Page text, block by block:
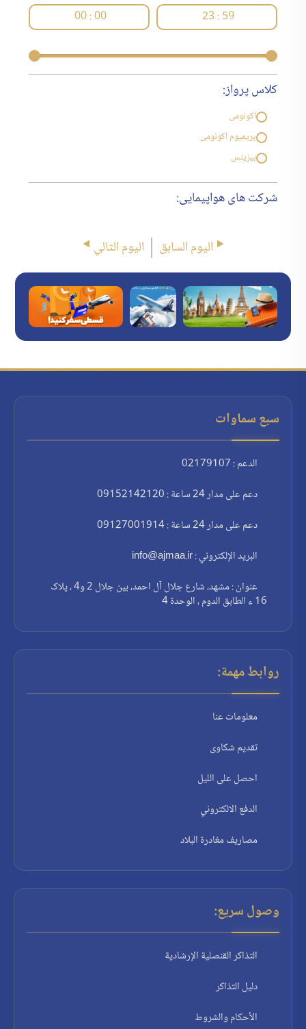
23 : 59
00 : 00
کلاس پرواز:
اکونومی
پریمیوم اکونومی
بیزینس
شرکت های هواپیمایی:
اليوم السابق اليوم التالي
سبع سماوات
الدعم : 02179107
دعم على مدار 24 ساعة : 09152142120
دعم على مدار 24 ساعة : 09127001914
البريد الإلكتروني : info@ajmaa.ir
عنوان : مشهد، شارع جلال آل احمد، بين جلال 2 و4 ، پلاک
16 ء الطابق الدوم ، الوحدة 4
روابط مهمة:
معلومات عنا
تقديم شكاوى
احصل على الليل
الدفع الالكتروني
مصاريف مغادرة البلاد
وصول سريع:
التذاكر القنصلية الإرشادية
دليل التذاكر
الأحكام والشروط